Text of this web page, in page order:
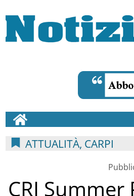
ATTUALITÀ, CARPI
CRI Summer